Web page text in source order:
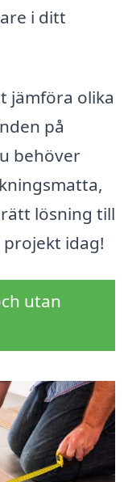
i ditt
jämföra olika
på
behöver
lösning till
idag!
utan